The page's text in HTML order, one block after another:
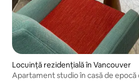
Locuință rezidențială în Vancouver
Apartament studio în casă de epocă